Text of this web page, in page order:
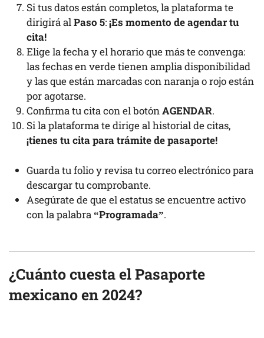
Si tus datos están completos, la plataforma te
dirigirá alPaso 5:¡Es momento de agendar tu
cita!
Elige la fecha y el horario que más te convenga:
las fechas en verde tienen amplia disponibilidad
y las que están marcadas con naranja o rojo están
por agotarse.
Confirma tu cita con el botónAGENDAR.
Si la plataforma te dirige al historial de citas,
¡tienes tu cita para trámite de pasaporte!
Guarda tu folio y revisa tu correo electrónico para
descargar tu comprobante.
Asegúrate de que el estatus se encuentre activo
con la palabra“Programada”.
¿Cuánto cuesta el Pasaporte
mexicano en 2024?